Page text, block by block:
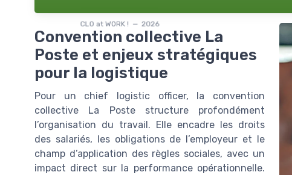
CLO at WORK ! — 2026
Convention collective La
Poste et enjeux stratégiques
pour la logistique
Pour un chief logistic officer, la convention
collective La Poste structure profondément
l’organisation du travail. Elle encadre les droits
des salariés, les obligations de l’employeur et le
champ d’application des règles sociales, avec un
impact direct sur la performance opérationnelle.